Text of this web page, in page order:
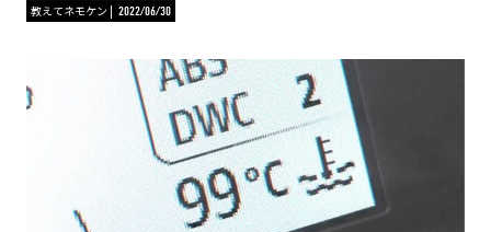
教えてネモケン
2022/06/30